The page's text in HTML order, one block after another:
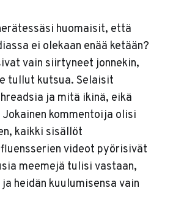
huomaisit, että
ei olekaan enää ketään?
vain siirtyneet jonnekin,
tullut kutsua. Selaisit
ja mitä ikinä, eikä
kommentoija olisi
kaikki sisällöt
videot pyörisivät
meemejä tulisi vastaan,
heidän kuulumisensa vain